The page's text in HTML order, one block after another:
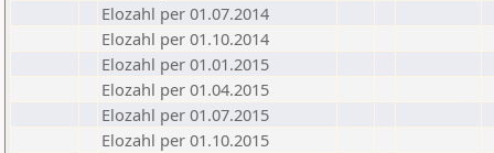
Elozahl per 01.07.2014
Elozahl per 01.10.2014
Elozahl per 01.01.2015
Elozahl per 01.04.2015
Elozahl per 01.07.2015
Elozahl per 01.10.2015